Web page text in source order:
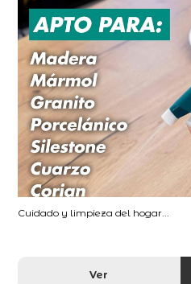
Cuidado y limpieza del hogar...
Ver